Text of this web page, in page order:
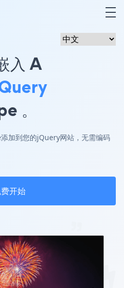
入 A
。
加到您的jQuery网站，无需编码
开始